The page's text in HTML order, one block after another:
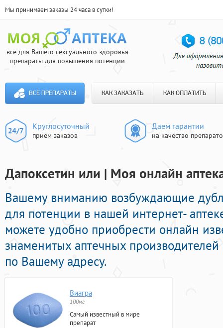
Мы принимаем заказы 24 часа в сутки!
все для Вашего сексуального здоровья
препараты для повышения потенции
ВСЕ ПРЕПАРАТЫ КАК ЗАКАЗАТЬ КАК ОПЛАТИТЬ
Круглосуточный
прием заказов
Даем гарантии
на качество
Дапоксетин или | Моя онлайн
Вашему вниманию возбуждающие
для потенции в нашей интернет-
можете удобно приобрести онлайн
знаменитых аптечных производителей
по Вашему адресу.
Виагра
100мг
Самый известный в мире
препарат